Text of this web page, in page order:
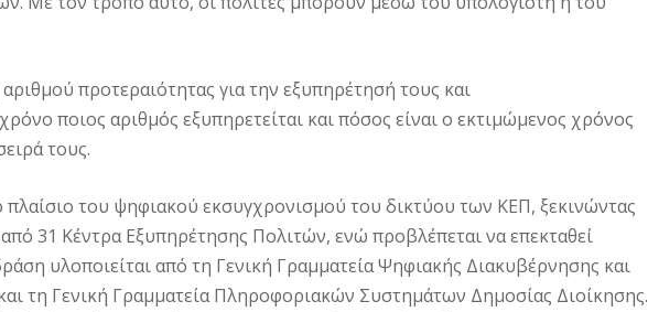
προτεραιότητας για την εξυπηρέτησή τους και
ποιος αριθμός εξυπηρετείται και πόσος είναι ο εκτιμώμενος χρόνος
τους.
πλαίσιο του ψηφιακού εκσυγχρονισμού του δικτύου των ΚΕΠ, ξεκινώντας
31 Κέντρα Εξυπηρέτησης Πολιτών, ενώ προβλέπεται να επεκταθεί
υλοποιείται από τη Γενική Γραμματεία Ψηφιακής Διακυβέρνησης και
τη Γενική Γραμματεία Πληροφοριακών Συστημάτων Δημοσίας Διοίκησης.